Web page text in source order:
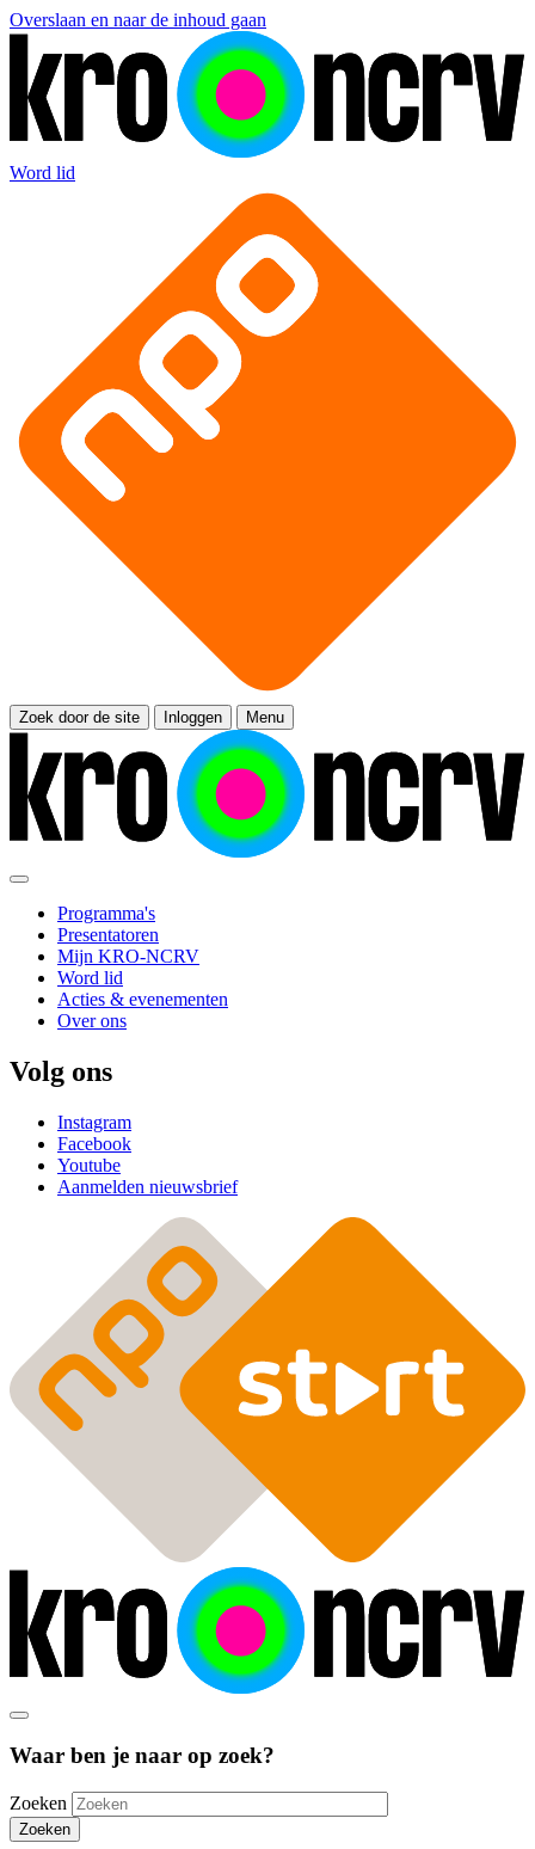
Overslaan en naar de inhoud gaan
Word lid
Zoek door de site Inloggen Menu
Programma's
Presentatoren
Mijn KRO-NCRV
Word lid
Acties & evenementen
Over ons
Volg ons
Instagram
Facebook
Youtube
Aanmelden nieuwsbrief
Waar ben je naar op zoek?
Zoeken
Zoeken